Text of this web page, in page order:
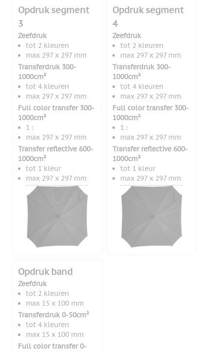
Opdruk segment
3
Zeefdruk
tot 2 kleuren
max 297 x 297 mm
Transferdruk 300-
1000cm²
tot 4 kleuren
max 297 x 297 mm
Full color transfer 300-
1000cm²
1 :
max 297 x 297 mm
Transfer reflective 600-
1000cm²
tot 1 kleur
max 297 x 297 mm
Opdruk segment
4
Zeefdruk
tot 2 kleuren
max 297 x 297 mm
Transferdruk 300-
1000cm²
tot 4 kleuren
max 297 x 297 mm
Full color transfer 300-
1000cm²
1 :
max 297 x 297 mm
Transfer reflective 600-
1000cm²
tot 1 kleur
max 297 x 297 mm
Opdruk band
Zeefdruk
tot 2 kleuren
max 15 x 100 mm
Transferdruk 0-50cm²
tot 4 kleuren
max 15 x 100 mm
Full color transfer 0-